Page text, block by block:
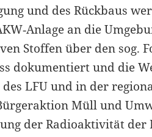
und des Rückbaus
an die
Stoffen über den sog.
dokumentiert und die
LFU und in der
Müll und
der Radioaktivität